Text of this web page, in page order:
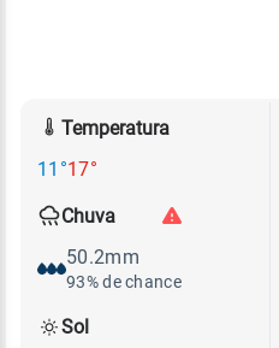
Temperatura
11°17°
Chuva
50.2mm
93% de chance
Sol